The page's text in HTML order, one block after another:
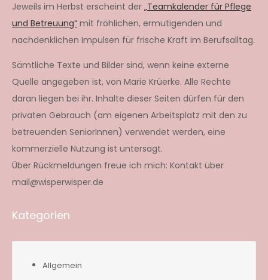
Jeweils im Herbst erscheint der „Teamkalender für Pflege
und Betreuung“ mit fröhlichen, ermutigenden und
nachdenklichen Impulsen für frische Kraft im Berufsalltag.
Sämtliche Texte und Bilder sind, wenn keine externe
Quelle angegeben ist, von Marie Krüerke. Alle Rechte
daran liegen bei ihr. Inhalte dieser Seiten dürfen für den
privaten Gebrauch (am eigenen Arbeitsplatz mit den zu
betreuenden SeniorInnen) verwendet werden, eine
kommerzielle Nutzung ist untersagt.
Über Rückmeldungen freue ich mich: Kontakt über
mail@wisperwisper.de
Kategorien
Allgemein